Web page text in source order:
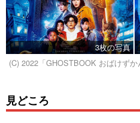
3枚の写真
(C) 2022「GHOSTBOOK おばけず
見どころ